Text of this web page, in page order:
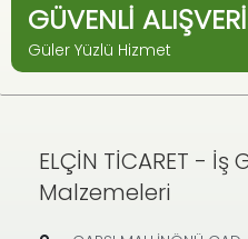
GÜVENLI
Güler Yüzlü Hizmet
ELÇİN TİCARET - İş
Malzemeleri